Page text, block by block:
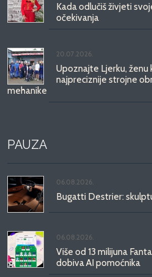
Kada odlučiš živjeti
očekivanja
20.07.2026.
Upoznajte Ljerku, ženu
najpreciznije strojne
mehanike
PAUZA
06.08.2026.
Bugatti Destrier:
06.08.2026.
Više od 13 milijuna
dobiva AI pomoćnika